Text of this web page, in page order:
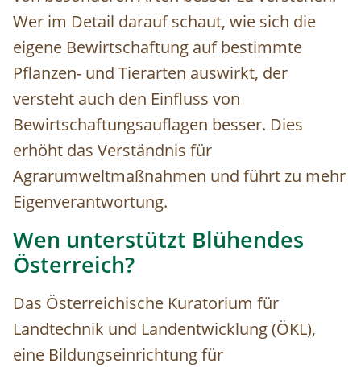
Wer im Detail darauf schaut, wie sich die
eigene Bewirtschaftung auf bestimmte
Pflanzen- und Tierarten auswirkt, der
versteht auch den Einfluss von
Bewirtschaftungsauflagen besser. Dies
erhöht das Verständnis für
Agrarumweltmaßnahmen und führt zu mehr
Eigenverantwortung.
Wen unterstützt Blühendes
Österreich?
Das Österreichische Kuratorium für
Landtechnik und Landentwicklung (ÖKL),
eine Bildungseinrichtung für